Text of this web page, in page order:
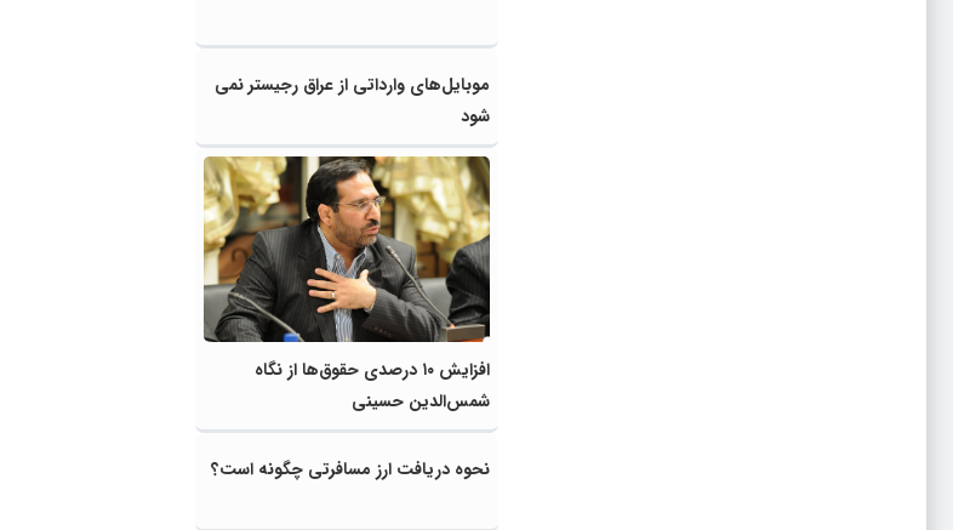
موبایل‌های وارداتی از عراق رجیستر نمی
شود
افزایش ۱۰ درصدی حقوق‌ها از نگاه
شمس‌الدین حسینی
نحوه دریافت ارز مسافرتی چگونه است؟